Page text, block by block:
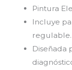
Pintura
Incluye
regulable.
Diseñada